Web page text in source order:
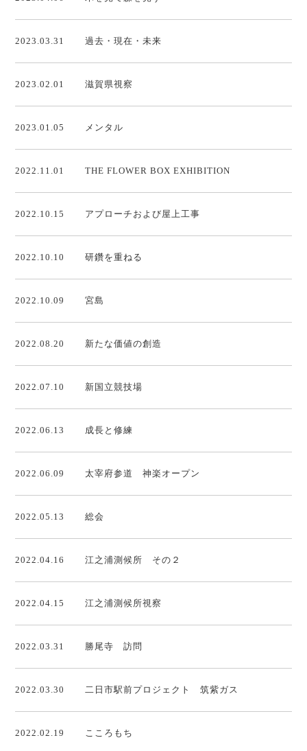
2023.03.31 過去・現在・未来
2023.02.01 滋賀県視察
2023.01.05 メンタル
2022.11.01 THE FLOWER BOX EXHIBITION
2022.10.15 アプローチおよび屋上工事
2022.10.10 研鑽を重ねる
2022.10.09 宮島
2022.08.20 新たな価値の創造
2022.07.10 新国立競技場
2022.06.13 成長と修練
2022.06.09 太宰府参道 神楽オープン
2022.05.13 総会
2022.04.16 江之浦測候所 その２
2022.04.15 江之浦測候所視察
2022.03.31 勝尾寺 訪問
2022.03.30 二日市駅前プロジェクト 筑紫ガス
2022.02.19 こころもち